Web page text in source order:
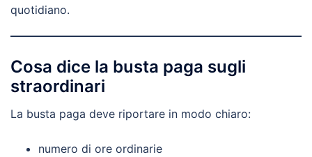
quotidiano.
Cosa dice la busta paga sugli
straordinari
La busta paga deve riportare in modo chiaro:
numero di ore ordinarie